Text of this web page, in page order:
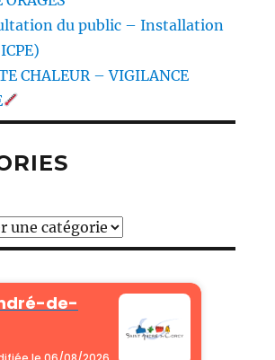
du public – Installation
CHALEUR – VIGILANCE